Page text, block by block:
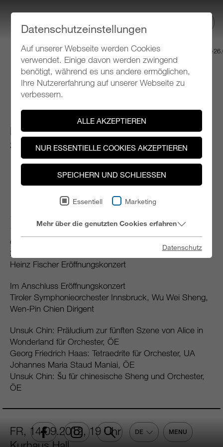
DE MENU
KLANGSPUREN SCHWAZ Tiroler Festival für neue Musik 10.09.-
Programm 2012
DO 13.09.2012, 19 Uhr
Schwaz, Silbersaal im SZentrum
KLANGSPUREN FESTIVAL
ERÖFFNUNG
19.00 Uhr: Festakt zur Eröffnung der 19. Klangspuren
19.30 Uhr: Einführung zum Konzert und Vorstellung der
drei Komponisten des Abends
20.00 Uhr: Ansprache des Bundespräsidenten Dr.
Heinz Fischer Eröffnungskonzert
Im Anschluss Eröffnungskonzert
Tiroler Symphonieorchester Innsbruck, Wu Wei Sheng,
Wen-Pin Chien Dirigent
Unsuk Chin: Präludium zur fünften Szene von Alice in
Wonderland für Orchester, ÖE
Georg Friedrich Haas: Tetraedrite für Orchester, UA
Johannes Maria Staud Maniai, ÖE
Unsuk Chin: Šu für chinesische Sheng und Orchester,
ÖE
FR, 14.09.2012, 19 Uhr
Datenschutzeinstellungen
Auf unserer Webseite werden Cookies
verwendet. Einige davon werden zwingend
benötigt, während es uns andere ermöglichen,
Ihre Nutzererfahrung auf unserer Webseite zu
verbessern.
ALLE AKZEPTIEREN
NUR ESSENTIELLE COOKIES AKZEPTIEREN
SPEICHERN UND SCHLIESSEN
Essentiell Marketing
Mehr über die genutzten Cookies erfahren
Datenschutz